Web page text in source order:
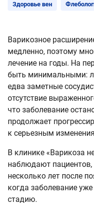
Здоровье вен
Варикозное
медленно, поэтому
лечение на годы. На
быть минимальными:
едва заметные
отсутствие
что заболевание
продолжает
к серьезным
В клинике «Варикоза
наблюдают
несколько лет после
когда заболевание
стадию.